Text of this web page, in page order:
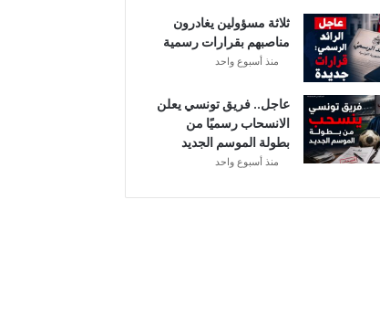
ثلاثة مسؤولين يغادرون
مناصبهم بقرارات رسمية
منذ أسبوع واحد
عاجل.. فريق تونسي يعلن
الانسحاب رسميًا من
بطولة الموسم الجديد
منذ أسبوع واحد